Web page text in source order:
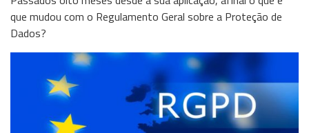
que mudou com o Regulamento Geral sobre a Proteção de
Dados?